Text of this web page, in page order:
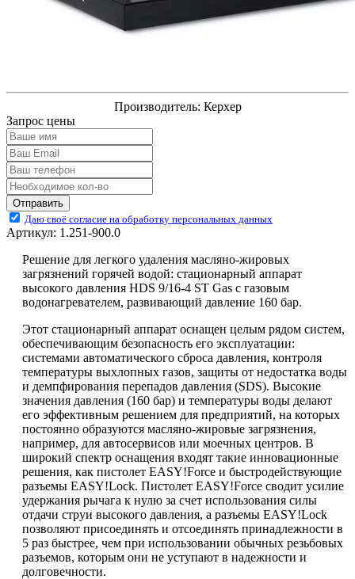
Производитель: Керхер
Запрос цены
Отправить
Даю своё согласие на обработку персональных данных
Артикул: 1.251-900.0
Решение для легкого удаления масляно-жировых
загрязнений горячей водой: стационарный аппарат
высокого давления HDS 9/16-4 ST Gas с газовым
водонагревателем, развивающий давление 160 бар.
Этот стационарный аппарат оснащен целым рядом систем,
обеспечивающим безопасность его эксплуатации:
системами автоматического сброса давления, контроля
температуры выхлопных газов, защиты от недостатка воды
и демпфирования перепадов давления (SDS). Высокие
значения давления (160 бар) и температуры воды делают
его эффективным решением для предприятий, на которых
постоянно образуются масляно-жировые загрязнения,
например, для автосервисов или моечных центров. В
широкий спектр оснащения входят такие инновационные
решения, как пистолет EASY!Force и быстродействующие
разъемы EASY!Lock. Пистолет EASY!Force сводит усилие
удержания рычага к нулю за счет использования силы
отдачи струи высокого давления, а разъемы EASY!Lock
позволяют присоединять и отсоединять принадлежности в
5 раз быстрее, чем при использовании обычных резьбовых
разъемов, которым они не уступают в надежности и
долговечности.